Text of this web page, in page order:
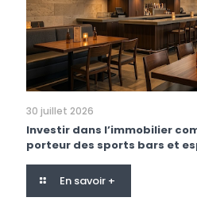
30 juillet 2026
Investir dans l’immobilier
porteur des sports bars et
En savoir +